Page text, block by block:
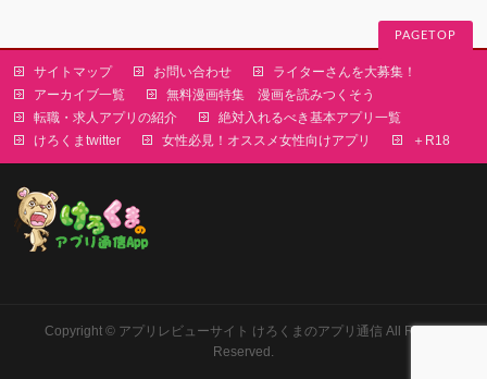
PAGETOP
サイトマップ お問い合わせ
ライターさんを大募集！
アーカイブ一覧
無料漫画特集 漫画を読みつくそう
転職・求人アプリの紹介
絶対入れるべき基本アプリ一覧
けろくまtwitter
女性必見！オススメ女性向けアプリ ＋R18
Copyright © アプリレビューサイト けろくまのアプリ通信All Rights
Reserved.